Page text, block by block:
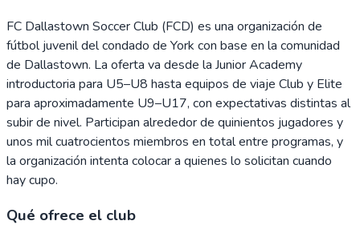
FC Dallastown Soccer Club (FCD) es una organización de
fútbol juvenil del condado de York con base en la comunidad
de Dallastown. La oferta va desde la Junior Academy
introductoria para U5–U8 hasta equipos de viaje Club y Elite
para aproximadamente U9–U17, con expectativas distintas al
subir de nivel. Participan alrededor de quinientos jugadores y
unos mil cuatrocientos miembros en total entre programas, y
la organización intenta colocar a quienes lo solicitan cuando
hay cupo.
Qué ofrece el club